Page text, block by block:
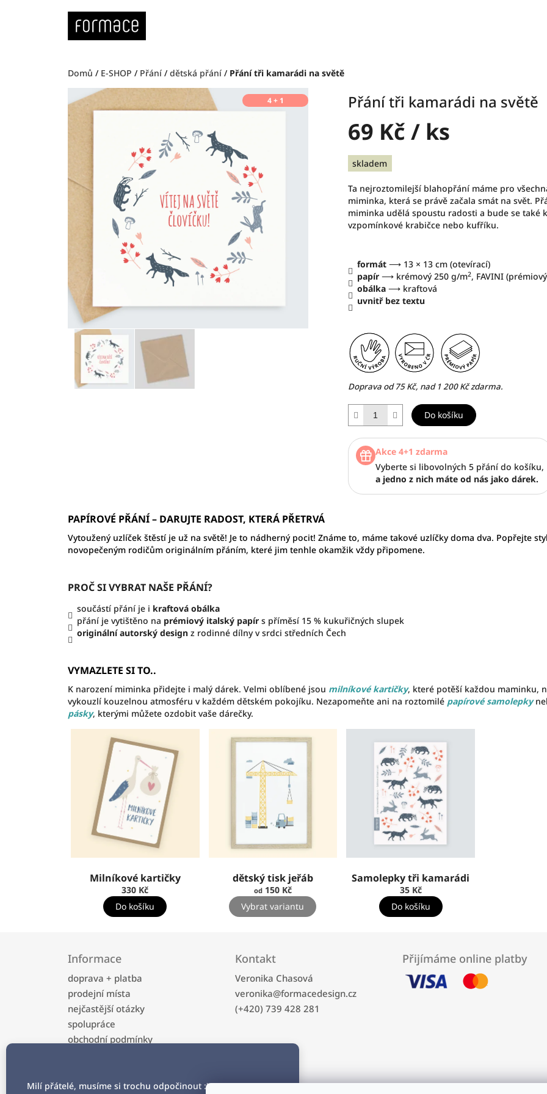
Milí přátelé, musíme si trochu odpočinout :)
Domů / E-SHOP / Přání / dětská přání / Přání tři kamarádi na světě
4 + 1 Přání tři kamarádi na světě
69 Kč / ks
Měrná
cena:
skladem
Ta nejroztomilejší blahopřání máme pro
miminka, která se právě začala smát na svět.
miminka udělá spoustu radosti a bude se také
vzpomínkové krabičce nebo kufříku.
formát ⟶ 13 × 13 cm (otevírací)
papír⟶ krémový 250 g/m2, FAVINI
obálka⟶ kraftová
uvnitř bez textu
Doprava od 75 Kč, nad 1 200 Kč zdarma.
Do košíku
Akce 4+1 zdarma
Vyberte si libovolných 5 přání do košíku,
a jedno z nich máte od nás jako dárek.
PAPÍROVÉ PŘÁNÍ–DARUJTE RADOST, KTERÁ PŘETRVÁ
Vytoužený uzlíček štěstí je už na světě! Je to nádherný pocit! Známe to, máme takové uzlíčky doma dva. Popřejte
novopečeným rodičům originálním přáním, které jim tenhle okamžik vždy připomene.
PROČ SI VYBRAT NAŠE PŘÁNÍ?
součástí přání je i kraftová obálka
přání je vytištěno na prémiový italský papírs příměsí 15 % kukuřičných slupek
originální autorský designz rodinné dílny v srdci středních Čech
VYMAZLETE SI TO..
K narození miminka přidejte i malý dárek. Velmi oblíbené jsou milníkové kartičky, které potěší každou maminku,
vykouzlí kouzelnou atmosféru v každém dětském pokojíku. Nezapomeňte ani na roztomilé papírové samolepky
pásky, kterými můžete ozdobit vaše dárečky.
Milníkové kartičky
330 Kč
Do košíku
dětský tisk jeřáb
od150 Kč
Vybrat variantu
Samolepky tři kamarádi
35 Kč
Do košíku
Informace
doprava + platba
prodejní místa
nejčastější otázky
spolupráce
obchodní podmínky
Kontakt
Veronika Chasová
veronika@formacedesign.cz
(+420) 739 428 281
Přijímáme online platby